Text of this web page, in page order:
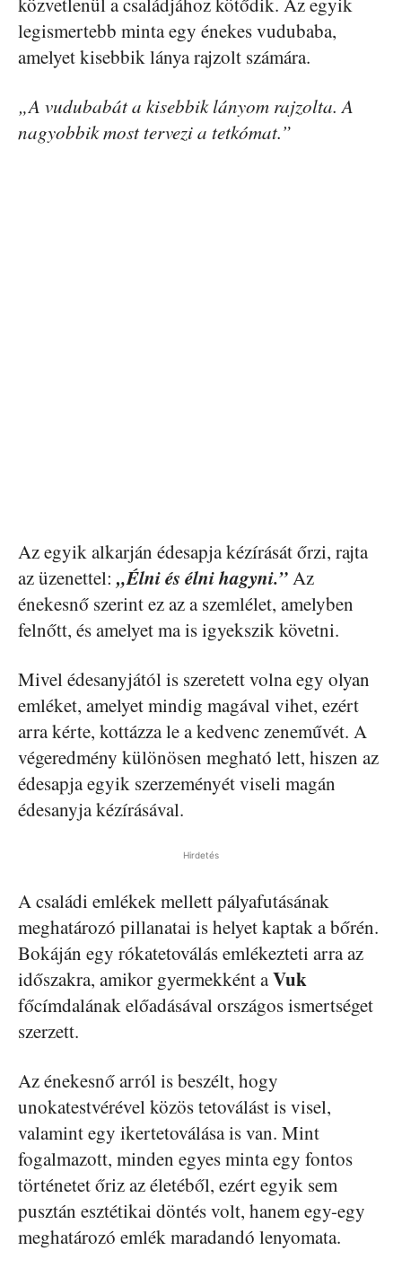
legismertebb minta egy énekes vudubaba,
amelyet kisebbik lánya rajzolt számára.
„A vudubabát a kisebbik lányom rajzolta. A
nagyobbik most tervezi a tetkómat.”
Az egyik alkarján édesapja kézírását őrzi, rajta
az üzenettel:„Élni és élni hagyni.”Az
énekesnő szerint ez az a szemlélet, amelyben
felnőtt, és amelyet ma is igyekszik követni.
Mivel édesanyjától is szeretett volna egy olyan
emléket, amelyet mindig magával vihet, ezért
arra kérte, kottázza le a kedvenc zeneművét. A
végeredmény különösen megható lett, hiszen az
édesapja egyik szerzeményét viseli magán
édesanyja kézírásával.
Hirdetés
A családi emlékek mellett pályafutásának
meghatározó pillanatai is helyet kaptak a bőrén.
Bokáján egy rókatetoválás emlékezteti arra az
időszakra, amikor gyermekként aVuk
főcímdalának előadásával országos ismertséget
szerzett.
Az énekesnő arról is beszélt, hogy
unokatestvérével közös tetoválást is visel,
valamint egy ikertetoválása is van. Mint
fogalmazott, minden egyes minta egy fontos
történetet őriz az életéből, ezért egyik sem
pusztán esztétikai döntés volt, hanem egy-egy
meghatározó emlék maradandó lenyomata.